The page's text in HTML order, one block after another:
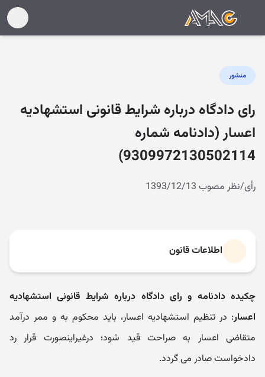
منشور
رای دادگاه درباره شرایط قانونی استشهادیه
اعسار (دادنامه شماره
9309972130502114)
رأی/نظر مصوب 1393/12/13
اطلاعات قانون
چکیده دادنامه و رای دادگاه درباره شرایط قانونی استشهادیه
اعسار: در تنظیم استشهادیه اعسار، باید محکوم‬ به و ممر درآمد
متقاضی اعسار به صراحت قید شود؛ درغیراینصورت قرار رد
دادخواست صادر می گردد.